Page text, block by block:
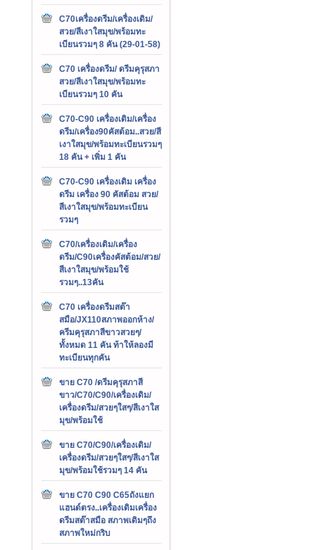
C70เครื่องดรีม/เครื่องเดิม/
สวย/สีเงาใสมุข/พร้อมทะ
เบียนรวมๆ 8 คัน (29-01-58)
C70 เครื่องดรีม/ ดรีมคุรุสภา
สวย/สีเงาใสมุข/พร้อมทะ
เบียนรวมๆ 10 คัน
C70-C90 เครื่องเดิม/เครื่อง
ดรีม/เครื่อง90คัสต้อม..สวย/สี
เงาใสมุข/พร้อมทะเบียนรวมๆ
18 คัน + เพิ่ม 1 คัน
C70-C90 เครื่องเดิม เครื่อง
ดรีม เครื่อง 90 คัสต้อม สวย/
สีเงาใสมุข/พร้อมทะเบียน
รวมๆ
C70/เครื่องเดิม/เครื่อง
ดรีม/C90เครื่องคัสต้อม/สวย/
สีเงาใสมุข/พร้อมใช้
รวมๆ..13คัน
C70 เครื่องดรีมสต๊า
สมือ/JX110สภาพออกห้าง/
ครีมคุรุสภาสีขาวสวยๆ/
ทั้งหมด 11 คัน ท้าให้ลองมี
ทะเบียนทุกคัน
ขาย C70 /ดรีมคุรุสภาสี
ขาว/C70/C90/เครื่องเดิม/
เครื่องดรีม/สวยๆใสๆ/สีเงาใส
มุข/พร้อมใช้
ขาย C70/C90/เครื่องเดิม/
เครื่องดรีม/สวยๆใสๆ/สีเงาใส
มุข/พร้อมใช้รวมๆ 14 คัน
ขาย C70 C90 C65ถังแยก
แฮนด์ตรง..เครื่องเดิมเครื่อง
ดรีมสต๊าสมือ สภาพเดิมๆถึง
สภาพใหม่กริบ